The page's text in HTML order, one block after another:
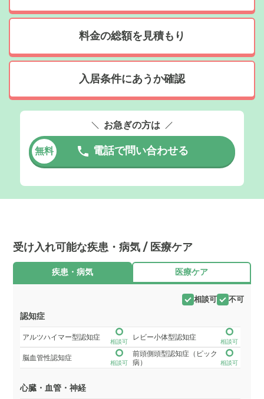
料金の総額を見積もり
入居条件にあうか確認
お急ぎの方は
無料 電話で問い合わせる
受け入れ可能な疾患・病気 / 医療ケア
疾患・病気 医療ケア
相談可 不可
認知症
アルツハイマー型認知症
相談可
レビー小体型認知症
相談可
脳血管性認知症
相談可
前頭側頭型認知症（ピック
病）
相談可
心臓・血管・神経